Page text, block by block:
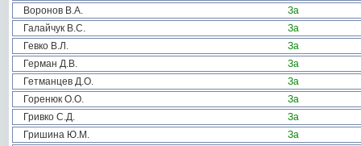
Воронов В.А.
За
Галайчук В.С.
За
Гевко В.Л.
За
Герман Д.В.
За
Гетманцев Д.О.
За
Горенюк О.О.
За
Гривко С.Д.
За
Гришина Ю.М.
За